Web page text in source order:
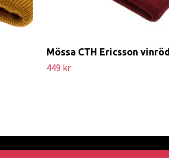
Mössa CTH Ericsson vinröd
449 kr